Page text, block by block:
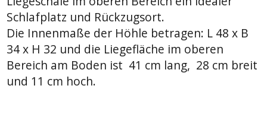
Schlafplatz und Rückzugsort.
Die Innenmaße der Höhle betragen: L 48 x B
34 x H 32 und die Liegefläche im oberen
Bereich am Boden ist 41 cm lang, 28 cm breit
und 11 cm hoch.